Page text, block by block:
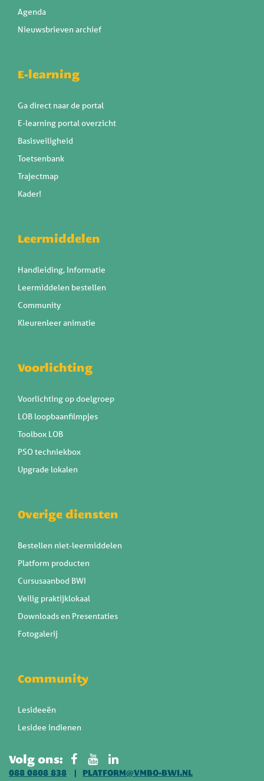
Agenda
Nieuwsbrieven archief
E-learning
Ga direct naar de portal
E-learning portal overzicht
Basisveiligheid
Toetsenbank
Trajectmap
Kader!
Leermiddelen
Handleiding, Informatie
Leermiddelen bestellen
Community
Kleurenleer animatie
Voorlichting
Voorlichting op doelgroep
LOB loopbaanfilmpjes
Toolbox LOB
PSO techniekbox
Upgrade lokalen
Overige diensten
Bestellen niet-leermiddelen
Platform producten
Cursusaanbod BWI
Veilig praktijklokaal
Downloads en Presentaties
Fotogalerij
Community
Lesideeën
Lesidee indienen
Volg ons:
088 0808 838
PLATFORM@VMBO-BWI.NL